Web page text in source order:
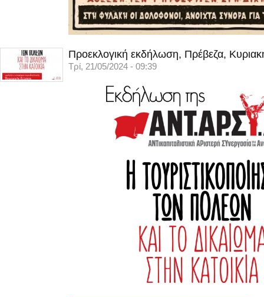
Προεκλογική εκδήλωση, Πρέβεζα,
Τρί, 21/05/2024 - 09:39